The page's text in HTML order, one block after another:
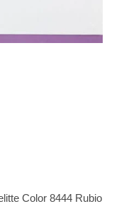
Color 8444 Rubio